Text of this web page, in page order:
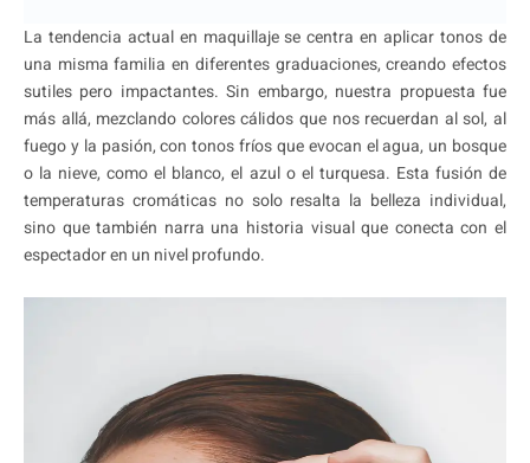
La tendencia actual en maquillaje se centra en aplicar tonos de
una misma familia en diferentes graduaciones, creando efectos
sutiles pero impactantes. Sin embargo, nuestra propuesta fue
más allá, mezclando colores cálidos que nos recuerdan al sol, al
fuego y la pasión, con tonos fríos que evocan el agua, un bosque
o la nieve, como el blanco, el azul o el turquesa. Esta fusión de
temperaturas cromáticas no solo resalta la belleza individual,
sino que también narra una historia visual que conecta con el
espectador en un nivel profundo.